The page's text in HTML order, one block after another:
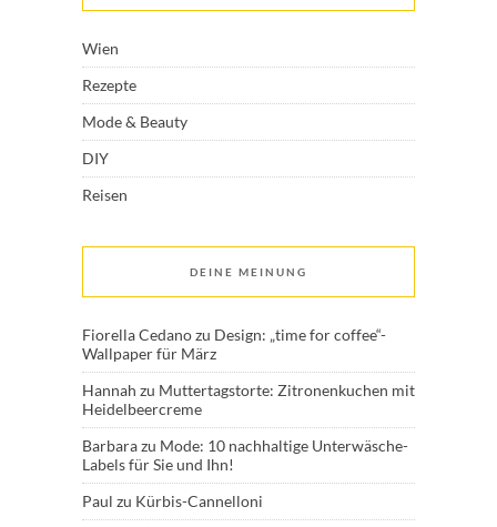
Wien
Rezepte
Mode & Beauty
DIY
Reisen
DEINE MEINUNG
Fiorella Cedanozu Design: „time for coffee“-
Wallpaper für März
Hannah zu Muttertagstorte: Zitronenkuchen mit
Heidelbeercreme
Barbarazu Mode: 10 nachhaltige Unterwäsche-
Labels für Sie und Ihn!
Paul zu Kürbis-Cannelloni